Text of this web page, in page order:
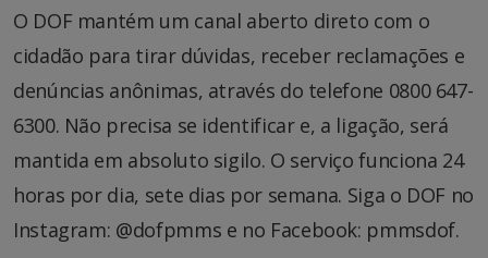
O DOF mantém um canal aberto direto com o
cidadão para tirar dúvidas, receber reclamações e
denúncias anônimas, através do telefone 0800 647-
6300. Não precisa se identificar e, a ligação, será
mantida em absoluto sigilo. O serviço funciona 24
horas por dia, sete dias por semana. Siga o DOF no
Instagram: @dofpmms e no Facebook: pmmsdof.